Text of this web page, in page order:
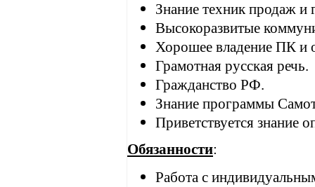
Знание техник продаж и
Высокоразвитые
Хорошее владение ПК и
Грамотная русская речь.
Гражданство РФ.
Знание программы
Приветствуется знание
Обязанности:
Работа с